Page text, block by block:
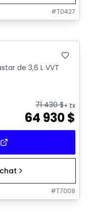
#T0427
de 3,6 L VVT
71 430$+ tx
64 930$
#T7008